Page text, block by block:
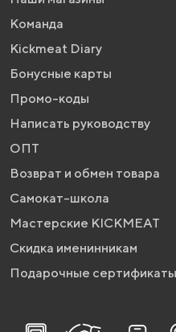
Команда
Kickmeat Diary
Бонусные карты
Промо-коды
Написать руководству
ОПТ
Возврат и обмен товара
Самокат-школа
Мастерские KICKMEAT
Скидка именинникам
Подарочные сертификаты